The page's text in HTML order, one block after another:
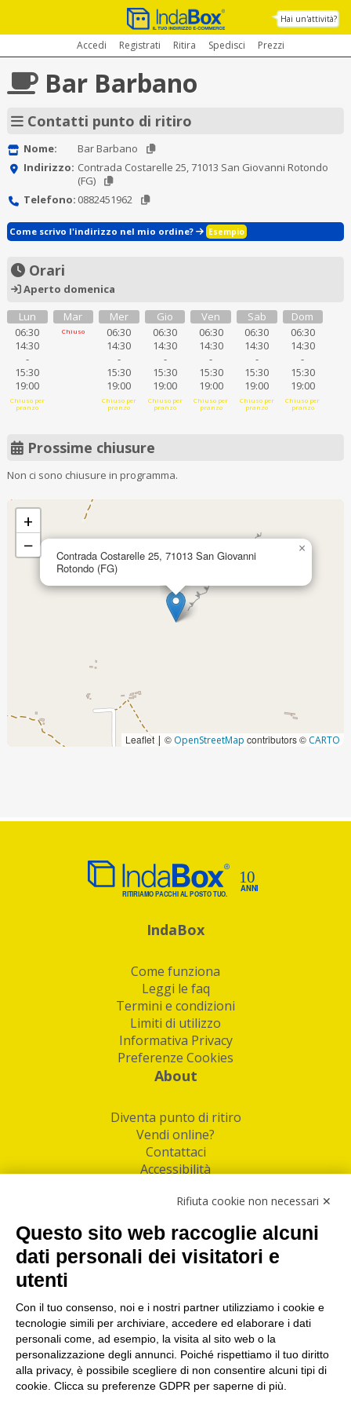
Hai un'attività?
Accedi Registrati Ritira Spedisci Prezzi
Bar Barbano
Contatti punto di ritiro
Nome:
Bar Barbano
Indirizzo: Contrada Costarelle 25, 71013 San Giovanni Rotondo
(FG)
Telefono: 0882451962
Come scrivo l'indirizzo nel mio ordine? Esempio
Orari
Aperto domenica
Lun
06:30
14:30
-
15:30
19:00
Chiuso per
pranzo
Mar
Chiuso
Mer
06:30
14:30
-
15:30
19:00
Chiuso per
pranzo
Gio
06:30
14:30
-
15:30
19:00
Chiuso per
pranzo
Ven
06:30
14:30
-
15:30
19:00
Chiuso per
pranzo
Sab
06:30
14:30
-
15:30
19:00
Chiuso per
pranzo
Dom
06:30
14:30
-
15:30
19:00
Chiuso per
pranzo
Prossime chiusure
Non ci sono chiusure in programma.
Contrada Costarelle 25, 71013 San Giovanni
Rotondo (FG)
×
+
−
Leaflet| © OpenStreetMap contributors © CARTO
IndaBox
Come funziona
Leggi le faq
Termini e condizioni
Limiti di utilizzo
Informativa Privacy
Preferenze Cookies
About
Diventa punto di ritiro
Vendi online?
Contattaci
Accessibilità
Facebook
Linkedin
I nostri punti di ritiro e spedizione pacchi nelle
maggiori città italiane
Torino|Milano|Roma|Bologna|Firenze| Genova
Napoli|Varese
Rifiuta cookie non necessari ✕
Questo sito web raccoglie alcuni
dati personali dei visitatori e
utenti
Con il tuo consenso, noi e i nostri partner utilizziamo i cookie e
tecnologie simili per archiviare, accedere ed elaborare i dati
personali come, ad esempio, la visita al sito web o la
personalizzazione degli annunci. Poiché rispettiamo il tuo diritto
alla privacy, è possibile scegliere di non consentire alcuni tipi di
cookie. Clicca su preferenze GDPR per saperne di più.